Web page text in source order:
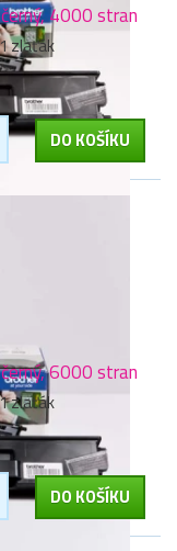
4000 stran
1 zlaťák
DO KOŠÍKU
6000 stran
1 zlaťák
DO KOŠÍKU